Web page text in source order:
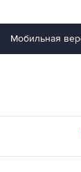
Мобильная